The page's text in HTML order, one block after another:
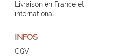
Livraison en France et
international
INFOS
CGV